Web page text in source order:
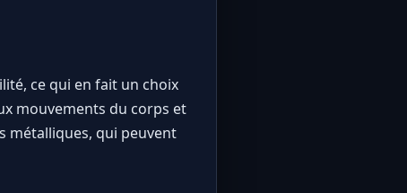
ce qui en fait un choix
mouvements du corps et
métalliques, qui peuvent